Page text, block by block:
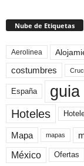
Nube de Etiquetas
Aerolinea
costumbres
España guia
Hoteles
Mapa mapas
México Ofertas